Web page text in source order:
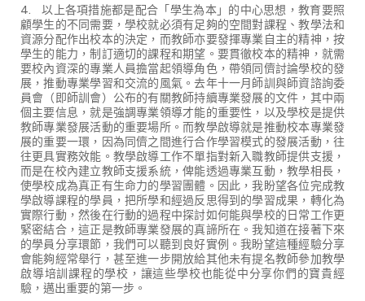
4. 以上各項措施都是配合「學生為本」的中心思想，教育要照
顧學生的不同需要，學校就必須有足夠的空間對課程、教學法和
資源分配作出校本的決定，而教師亦要發揮專業自主的精神，按
學生的能力，制訂適切的課程和期望。要貫徹校本的精神，就需
要校內資深的專業人員擔當起領導角色，帶領同儕討論學校的發
展，推動專業學習和交流的風氣。去年十一月師訓與師資諮詢委
員會（即師訓會）公布的有關教師持續專業發展的文件，其中兩
個主要信息，就是強調專業領導才能的重要性，以及學校是提供
教師專業發展活動的重要場所。而教學啟導就是推動校本專業發
展的重要一環，因為同儕之間進行合作學習模式的發展活動，往
往更具實務效能。教學啟導工作不單指對新入職教師提供支援，
而是在校內建立教師支援系統，俾能透過專業互動，教學相長，
使學校成為真正有生命力的學習團體。因此，我盼望各位完成教
學啟導課程的學員，把所學和經過反思得到的學習成果，轉化為
實際行動，然後在行動的過程中探討如何能與學校的日常工作更
緊密結合，這正是教師專業發展的真諦所在。我知道在接著下來
的學員分享環節，我們可以聽到良好實例。我盼望這種經驗分享
會能夠經常舉行，甚至進一步開放給其他未有提名教師參加教學
啟導培訓課程的學校，讓這些學校也能從中分享你們的寶貴經
驗，邁出重要的第一步。